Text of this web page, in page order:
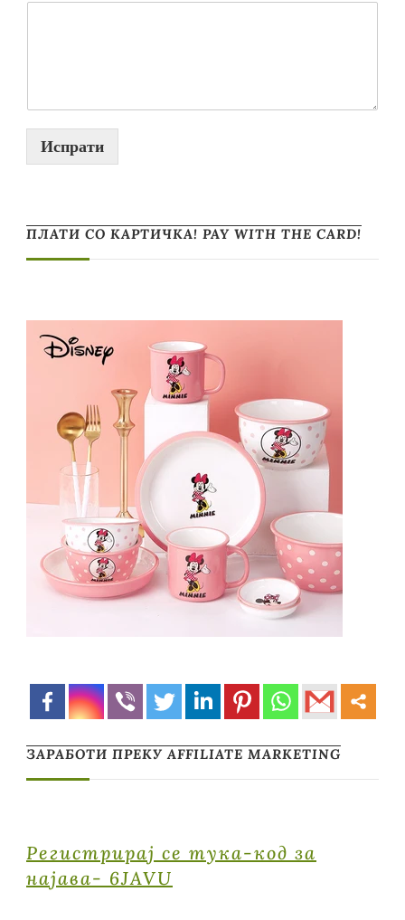
Испрати
ПЛАТИ СО КАРТИЧКА! PAY WITH THE CARD!
ЗАРАБОТИ ПРЕКУ AFFILIATE MARKETING
Регистрирај се тука-код за
најава- 6JAVU